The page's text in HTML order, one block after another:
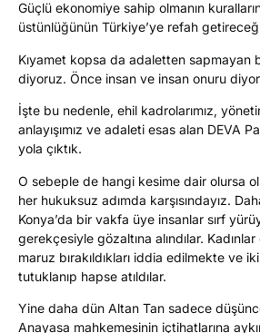
Güçlü ekonomiye sahip olmanın
üstünlüğünün Türkiye’ye refah
Kıyamet kopsa da adaletten sapmayan
diyoruz. Önce insan ve insan onuru
İşte bu nedenle, ehil kadrolarımız,
anlayışımız ve adaleti esas alan DEVA
yola çıktık.
O sebeple de hangi kesime dair olursa
her hukuksuz adımda karşısındayız.
Konya’da bir vakfa üye insanlar sırf
gerekçesiyle gözaltına alındılar.
maruz bırakıldıkları iddia edilmekte ve
tutuklanıp hapse atıldılar.
Yine daha dün Altan Tan sadece
Anayasa mahkemesinin içtihatlarına